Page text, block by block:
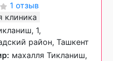
1 отзыв
клиника
1,
район, Ташкент
махалля Тикланиш,